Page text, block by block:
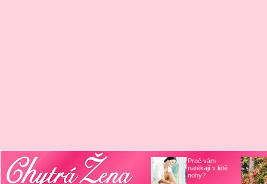
Proč vám
natékají v létě
nohy?